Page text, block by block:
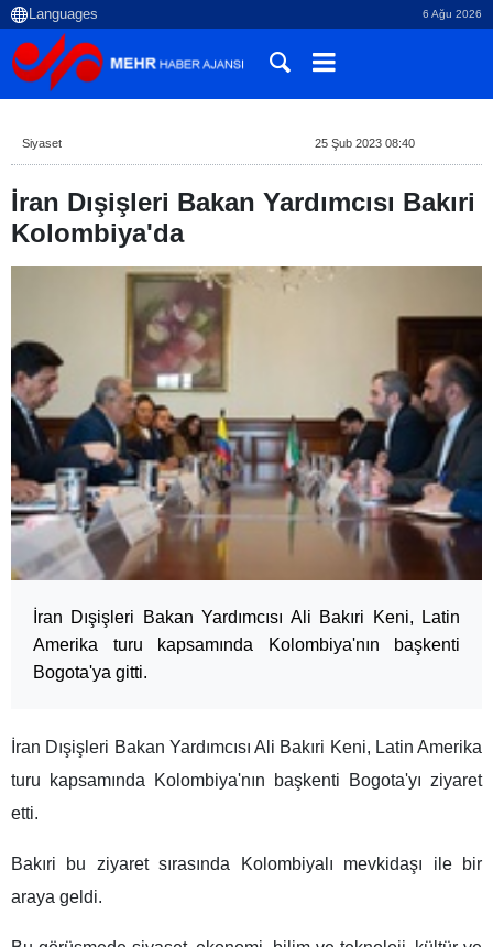
6 Ağu 2026
Siyaset 25 Şub 2023 08:40
İran Dışişleri Bakan Yardımcısı Bakıri
Kolombiya'da
İran Dışişleri Bakan Yardımcısı Ali Bakıri Keni, Latin
Amerika turu kapsamında Kolombiya'nın başkenti
Bogota'ya gitti.
İran Dışişleri Bakan Yardımcısı Ali Bakıri Keni, Latin Amerika
turu kapsamında Kolombiya'nın başkenti Bogota'yı ziyaret
etti.
Bakıri bu ziyaret sırasında Kolombiyalı mevkidaşı ile bir
araya geldi.